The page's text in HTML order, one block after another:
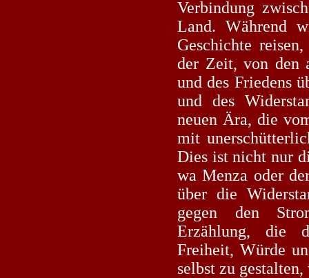
Verbindung
Land. Während
Geschichte
der Zeit, von den
und des Friedens
und des
neuen Ära, die
mit
Dies ist nicht nur
wa Menza oder
über die
gegen den
Erzählung, die
Freiheit, Würde
selbst zu